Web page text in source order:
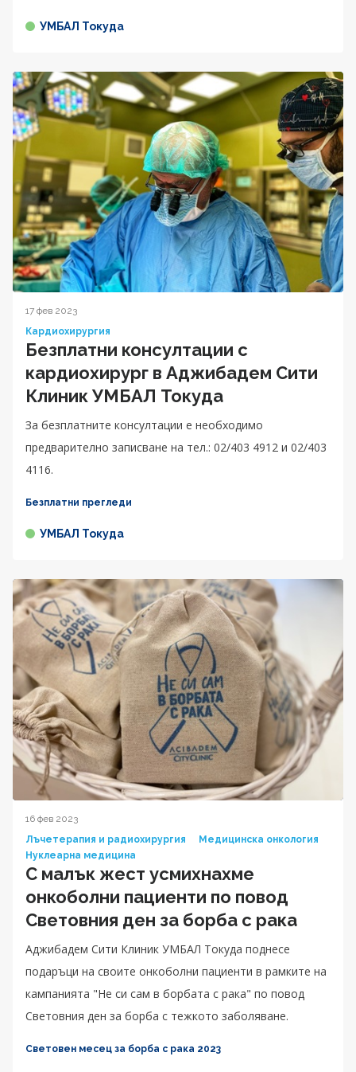
УМБАЛ Токуда
17 фев 2023
Кардиохирургия
Безплатни консултации с
кардиохирург в Аджибадем Сити
Клиник УМБАЛ Токуда
За безплатните консултации е необходимо
предварително записване на тел.: 02/403 4912 и 02/403
4116.
Безплатни прегледи
УМБАЛ Токуда
16 фев 2023
Лъчетерапия и радиохирургия
Медицинска онкология
Нуклеарна медицина
С малък жест усмихнахме
онкоболни пациенти по повод
Световния ден за борба с рака
Аджибадем Сити Клиник УМБАЛ Токуда поднесе
подаръци на своите онкоболни пациенти в рамките на
кампанията "Не си сам в борбата с рака" по повод
Световния ден за борба с тежкото заболяване.
Световен месец за борба с рака 2023